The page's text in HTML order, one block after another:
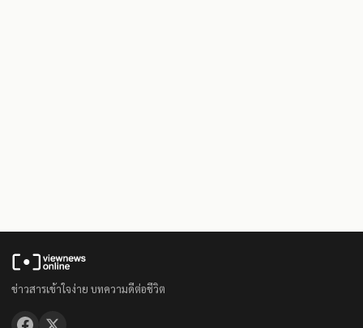
ข่าวสารเข้าใจง่าย บทความดีต่อชีวิต